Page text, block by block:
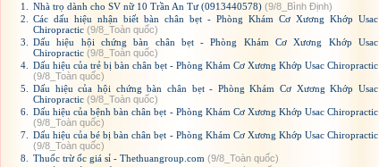
1. Nhà trọ dành cho SV nữ 10 Trần An Tư (0913440578) (9/8_Bình Định)
2.
Các dấu hiệu nhận biết bàn chân bẹt - Phòng Khám Cơ Xương Khớp Usac
Chiropractic (9/8_Toàn quốc)
3.
Dấu hiệu hội chứng bàn chân bẹt - Phòng Khám Cơ Xương Khớp Usac
Chiropractic (9/8_Toàn quốc)
4.
Dấu hiệu của trẻ bị bàn chân bẹt - Phòng Khám Cơ Xương Khớp Usac Chiropractic
(9/8_Toàn quốc)
5.
Dấu hiệu của hội chứng bàn chân bẹt - Phòng Khám Cơ Xương Khớp Usac
Chiropractic (9/8_Toàn quốc)
6.
Dấu hiệu của bệnh bàn chân bẹt - Phòng Khám Cơ Xương Khớp Usac Chiropractic
(9/8_Toàn quốc)
7.
Dấu hiệu của bé bị bàn chân bẹt - Phòng Khám Cơ Xương Khớp Usac Chiropractic
(9/8_Toàn quốc)
8.
Thuốc trừ ốc giá sỉ - Thethuangroup.com (9/8_Toàn quốc)